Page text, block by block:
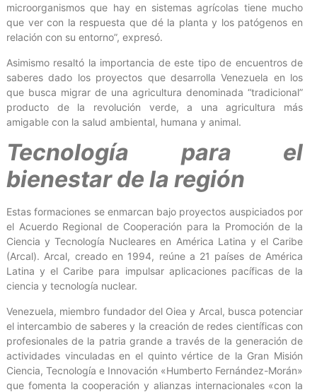
microorganismos que hay en sistemas agrícolas tiene mucho
que ver con la respuesta que dé la planta y los patógenos en
relación con su entorno”, expresó.
Asimismo resaltó la importancia de este tipo de encuentros de
saberes dado los proyectos que desarrolla Venezuela en los
que busca migrar de una agricultura denominada “tradicional”
producto de la revolución verde, a una agricultura más
amigable con la salud ambiental, humana y animal.
Tecnología para el
bienestar de la región
Estas formaciones se enmarcan bajo proyectos auspiciados por
el Acuerdo Regional de Cooperación para la Promoción de la
Ciencia y Tecnología Nucleares en América Latina y el Caribe
(Arcal). Arcal, creado en 1994, reúne a 21 países de América
Latina y el Caribe para impulsar aplicaciones pacíficas de la
ciencia y tecnología nuclear.
Venezuela, miembro fundador del Oiea y Arcal, busca potenciar
el intercambio de saberes y la creación de redes científicas con
profesionales de la patria grande a través de la generación de
actividades vinculadas en el quinto vértice de la Gran Misión
Ciencia, Tecnología e Innovación «Humberto Fernández-Morán»
que fomenta la cooperación y alianzas internacionales «con la